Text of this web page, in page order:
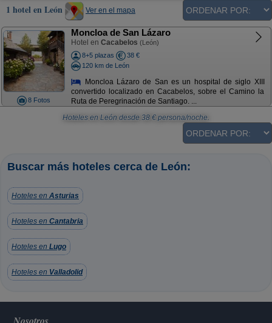
1 hotel en León Ver en el mapa
8 Fotos
Moncloa de San Lázaro
Hotel en Cacabelos (León)
8+5 plazas
38 €
120 km de León
Moncloa Lázaro de San es un hospital de siglo XIII
convertido localizado en Cacabelos, sobre el Camino la
Ruta de Peregrinación de Santiago. ...
Hoteles en León desde 38 € persona/noche.
Buscar más hoteles cerca de León:
Hoteles en Asturias
Hoteles en Cantabria
Hoteles en Lugo
Hoteles en Valladolid